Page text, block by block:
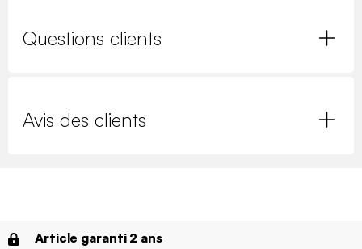
Questions clients
Avis des clients
Article garanti 2 ans